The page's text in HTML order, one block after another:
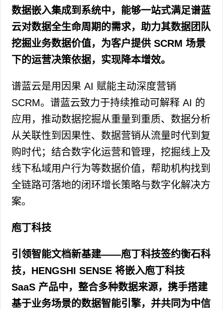
数据嵌入集成到系统中，能够一站式满足谱蓝
云对数据全生命周期的需求，助力其数据团队
挖掘业务数据价值，为客户提供 SCRM 场景
下的运营决策依据，实现降本增效。
谱蓝云是用因果 AI 赋能主动深度营销
SCRM。谱蓝云致力于持续推动可解释 AI 的
应用，推动数据挖掘从重量到重质、数据分析
从关联性到因果性、数据营销从流量时代到复
购时代；结合数字化运营和管理，挖掘线上及
线下私域用户行为等数据价值，帮助机构找到
全链路可落地的闭环增长策略与数字化解决方
案。
庖丁科技
引领智能文档新基建——庖丁科技签约衡石科
技，HENGSHI SENSE 将嵌入庖丁科技
SaaS 产品中，整合多种数据来源，携手搭建
基于业务场景的数据智能引擎，并共同为中信